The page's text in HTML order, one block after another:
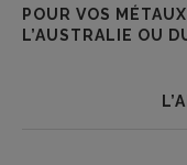
POUR VOS
L’AUSTRALIE OU